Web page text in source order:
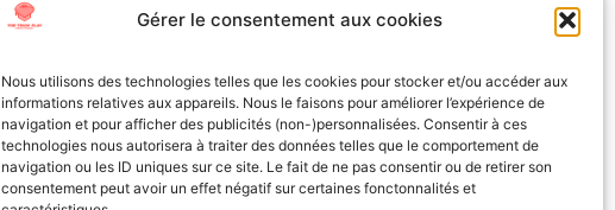
Gérer le consentement aux cookies
Nous utilisons des technologies telles que les cookies pour stocker et/ou accéder aux
informations relatives aux appareils. Nous le faisons pour améliorer l’expérience de
navigation et pour afficher des publicités (non-)personnalisées. Consentir à ces
technologies nous autorisera à traiter des données telles que le comportement de
navigation ou les ID uniques sur ce site. Le fait de ne pas consentir ou de retirer son
consentement peut avoir un effet négatif sur certaines fonctonnalités et